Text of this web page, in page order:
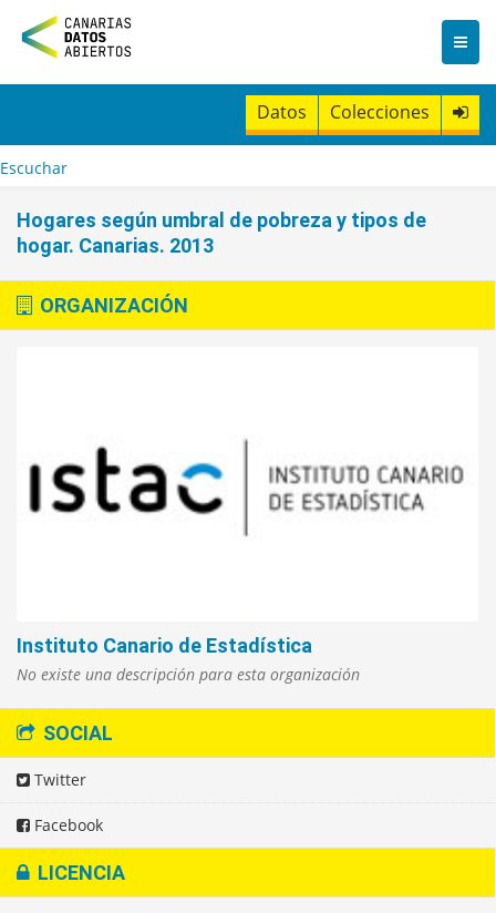
n
t
o
Datos Colecciones
Escuchar
Hogares según umbral de pobreza y tipos de
hogar. Canarias. 2013
ORGANIZACIÓN
Instituto Canario de Estadística
No existe una descripción para esta organización
SOCIAL
Twitter
Facebook
LICENCIA